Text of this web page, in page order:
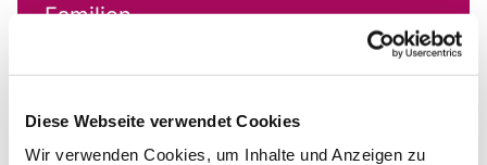
Diese Webseite verwendet Cookies
Wir verwenden Cookies, um Inhalte und Anzeigen zu
Familien
und Familien (ausgewählte Termine)